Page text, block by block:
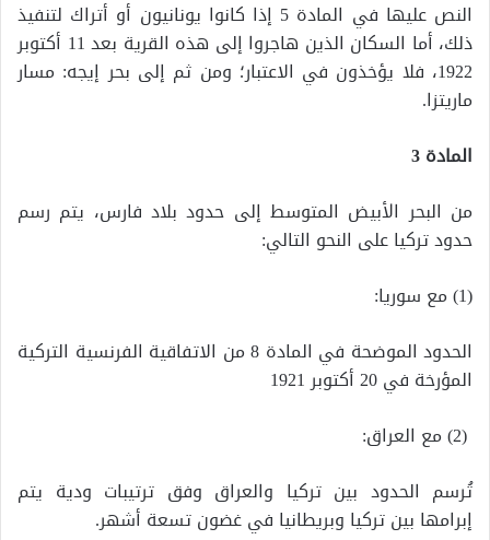
النص عليها في المادة 5 إذا كانوا يونانيون أو أتراك لتنفيذ
ذلك، أما السكان الذين هاجروا إلى هذه القرية بعد 11 أكتوبر
1922، فلا يؤخذون في الاعتبار؛ ومن ثم إلى بحر إيجه: مسار
ماريتزا.
المادة 3
من البحر الأبيض المتوسط ​​إلى حدود بلاد فارس، يتم رسم
حدود تركيا على النحو التالي:
(1) مع سوريا:
الحدود الموضحة في المادة 8 من الاتفاقية الفرنسية التركية
المؤرخة في 20 أكتوبر 1921
(2) مع العراق:
تُرسم الحدود بين تركيا والعراق وفق ترتيبات ودية يتم
إبرامها بين تركيا وبريطانيا في غضون تسعة أشهر.